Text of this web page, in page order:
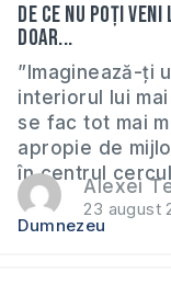
De ce nu poţi veni
doar...
”Imaginează-ți
interiorul lui
se fac tot mai
apropie de
în centrul
Alexei
23 august
Dumnezeu